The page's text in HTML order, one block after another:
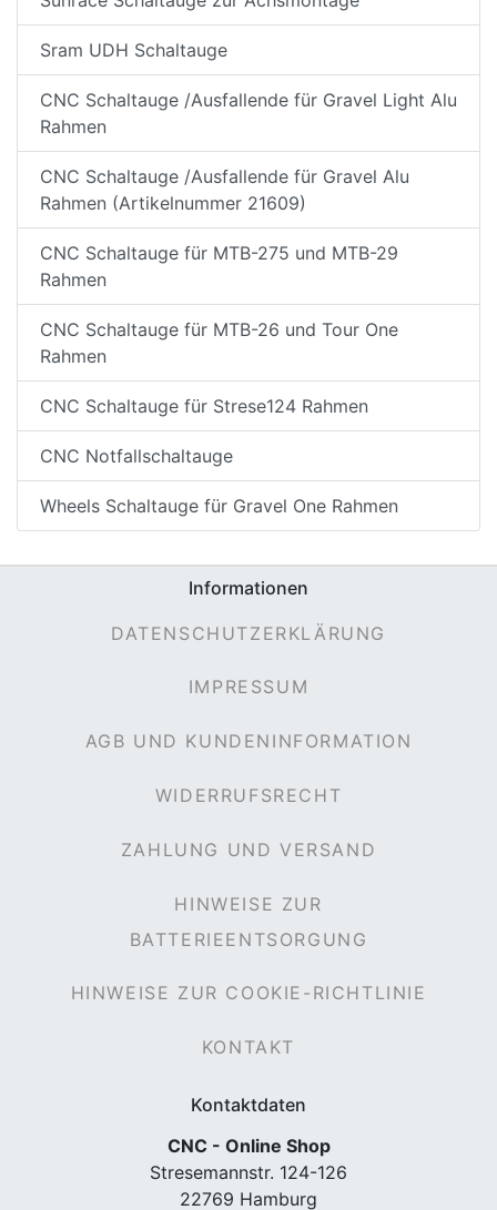
Sram UDH Schaltauge
CNC Schaltauge /Ausfallende für Gravel Light Alu
Rahmen
CNC Schaltauge /Ausfallende für Gravel Alu
Rahmen (Artikelnummer 21609)
CNC Schaltauge für MTB-275 und MTB-29
Rahmen
CNC Schaltauge für MTB-26 und Tour One
Rahmen
CNC Schaltauge für Strese124 Rahmen
CNC Notfallschaltauge
Wheels Schaltauge für Gravel One Rahmen
Informationen
DATENSCHUTZERKLÄRUNG
IMPRESSUM
AGB UND KUNDENINFORMATION
WIDERRUFSRECHT
ZAHLUNG UND VERSAND
HINWEISE ZUR
BATTERIEENTSORGUNG
HINWEISE ZUR COOKIE-RICHTLINIE
KONTAKT
Kontaktdaten
CNC - Online Shop
Stresemannstr. 124-126
22769 Hamburg